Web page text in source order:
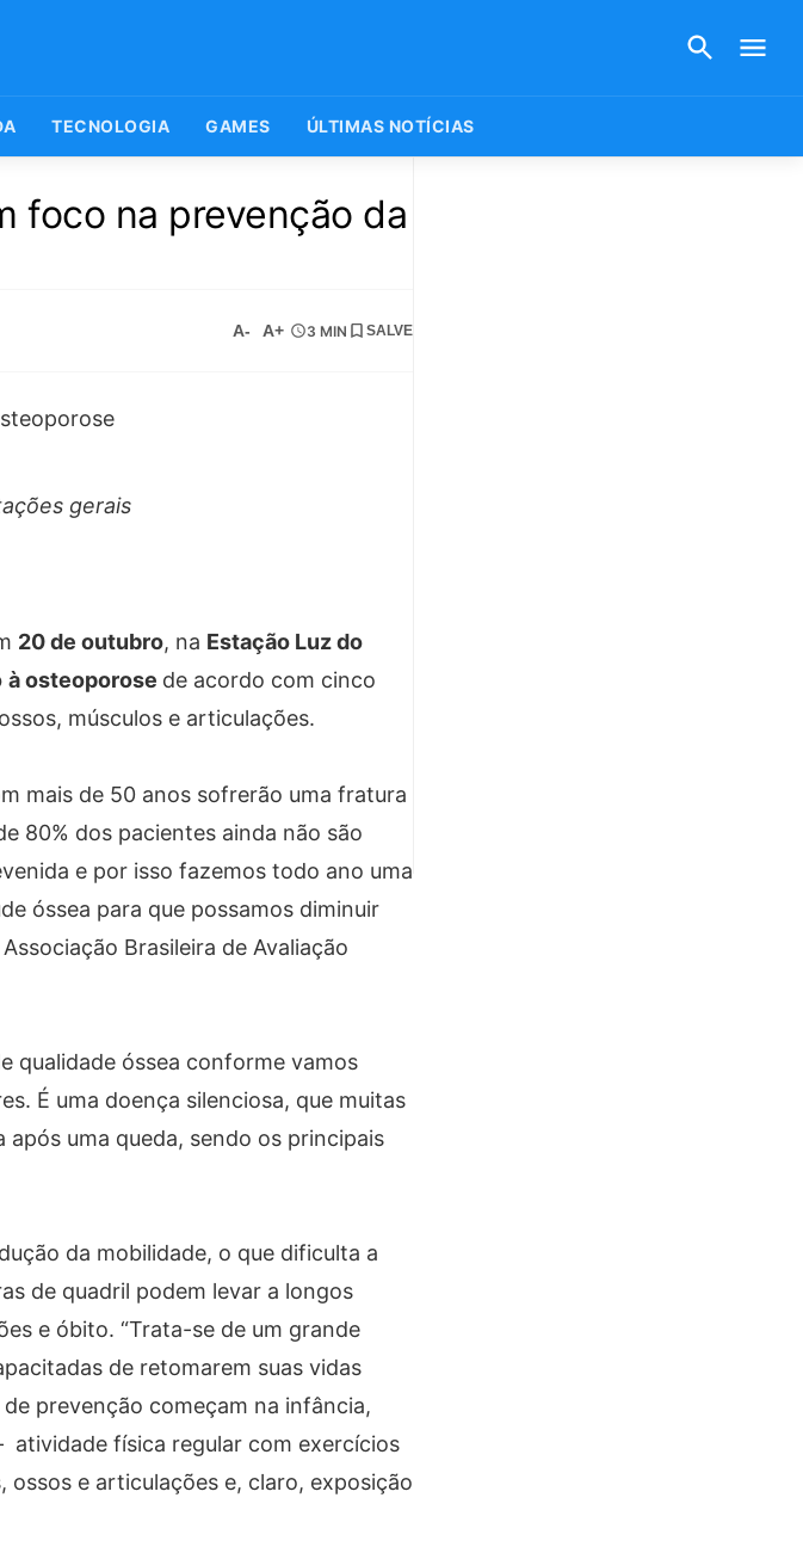
TECNOLOGIA GAMES ÚLTIMAS NOTÍCIAS
foco na prevenção da
A- A+ 3 MIN SALVE
gerais
20 de outubro, na Estação Luz do
à osteoporose de acordo com cinco
músculos e articulações.
mais de 50 anos sofrerão uma fratura
80% dos pacientes ainda não são
e por isso fazemos todo ano uma
óssea para que possamos diminuir
Brasileira de Avaliação
qualidade óssea conforme vamos
É uma doença silenciosa, que muitas
uma queda, sendo os principais
da mobilidade, o que dificulta a
de quadril podem levar a longos
e óbito. “Trata-se de um grande
de retomarem suas vidas
prevenção começam na infância,
atividade física regular com exercícios
e articulações e, claro, exposição